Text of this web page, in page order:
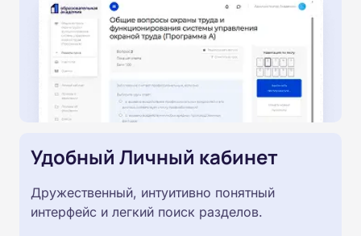
Удобный Личный кабинет
Дружественный, интуитивно понятный
интерфейс и легкий поиск разделов.